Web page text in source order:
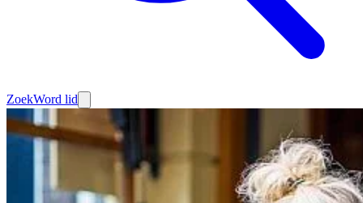
ZoekWord lid